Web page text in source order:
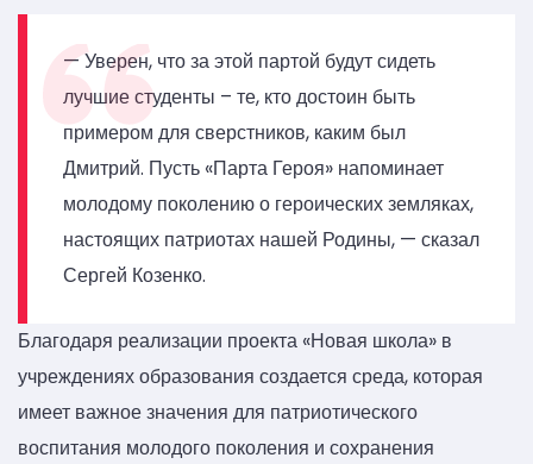
— Уверен, что за этой партой будут сидеть
лучшие студенты – те, кто достоин быть
примером для сверстников, каким был
Дмитрий. Пусть «Парта Героя» напоминает
молодому поколению о героических земляках,
настоящих патриотах нашей Родины, — сказал
Сергей Козенко.
Благодаря реализации проекта «Новая школа» в
учреждениях образования создается среда, которая
имеет важное значения для патриотического
воспитания молодого поколения и сохранения